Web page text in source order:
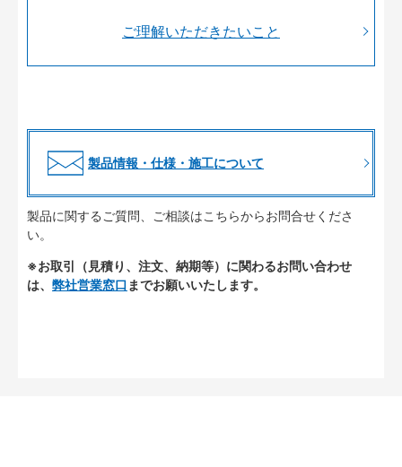
ご理解いただきたいこと
製品情報・仕様・施工について
製品に関するご質問、ご相談はこちらからお問合せくださ
い。
※お取引（見積り、注文、納期等）に関わるお問い合わせ
は、 弊社営業窓口 までお願いいたします。